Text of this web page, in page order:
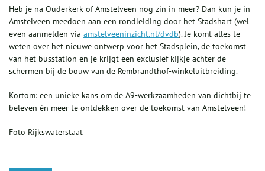
Heb je na Ouderkerk of Amstelveen nog zin in meer? Dan kun je in
Amstelveen meedoen aan een rondleiding door het Stadshart (wel
even aanmelden via amstelveeninzicht.nl/dvdb). Je komt alles te
weten over het nieuwe ontwerp voor het Stadsplein, de toekomst
van het busstation en je krijgt een exclusief kijkje achter de
schermen bij de bouw van de Rembrandthof-winkeluitbreiding.
Kortom: een unieke kans om de A9-werkzaamheden van dichtbij te
beleven én meer te ontdekken over de toekomst van Amstelveen!
Foto Rijkswaterstaat